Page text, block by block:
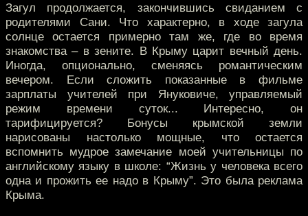
Загул продолжается, закончившись свиданием с
родителями Сани. Что характерно, в ходе загула
солнце остается примерно там же, где во время
знакомства – в зените. В Крыму царит вечный день.
Иногда, опционально, сменяясь романтическим
вечером. Если сложить показанные в фильме
зарплаты учителей при Януковиче, управляемый
режим времени суток... Интересно, он
тарифицируется? Бонусы крымской земли
нарисованы настолько мощные, что остается
вспомнить мудрое замечание моей учительницы по
английскому языку в школе: “Жизнь у человека всего
одна и прожить ее надо в Крыму”. Это была реклама
Крыма.